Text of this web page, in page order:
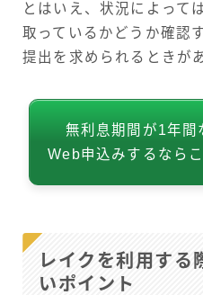
とはいえ、状況によって
取っているかどうか確認
提出を求められるときが
無利息期間が1年間
Web申込みするなら
レイクを利用する
いポイント